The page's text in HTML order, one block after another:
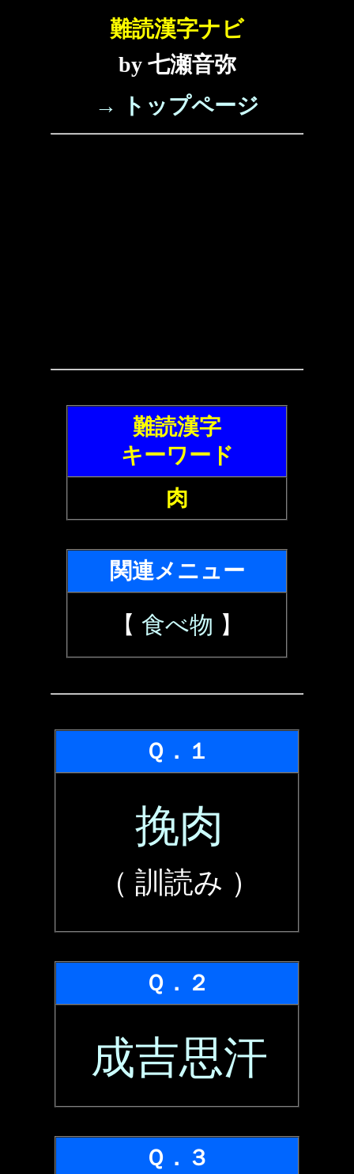
難読漢字ナビ
by 七瀬音弥
→ トップページ
難読漢字
キーワード
肉
関連メニュー
【 食べ物 】
Ｑ．１
挽肉
（ 訓読み ）
Ｑ．２
成吉思汗
Ｑ．３